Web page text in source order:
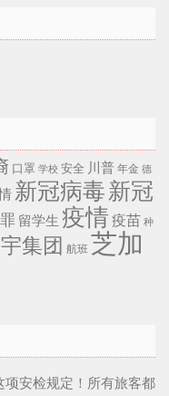
口罩 学校 安全 川普 年金 德
新冠病毒新冠
留学生 疫情 疫苗 种
集团 航班 芝加
项安检规定！所有旅客都